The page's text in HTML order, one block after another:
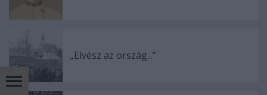
„Elvész az ország...”